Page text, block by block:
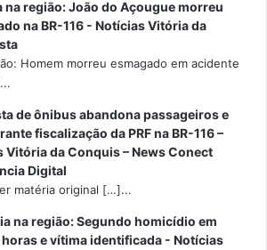
na região: João do Açougue morreu
na BR-116 - Notícias Vitória da
Homem morreu esmagado em acidente
de ônibus abandona passageiros e
fiscalização da PRF na BR-116 –
Vitória da Conquis – News Conect
Digital
matéria original […]...
na região: Segundo homicídio em
e vítima identificada - Notícias